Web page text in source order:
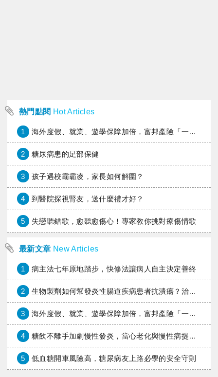
熱門點閱 Hot Articles
1 海外度假、就業、遊學保障加倍，富邦產險「一期逐夢」專案加碼遠距醫療與緊急救援
2 糖尿病患的足部保健
3 孩子遇校霸霸凌，家長如何解圍？
4 到醫院探視腎友，送什麼禮才好？
5 失戀聽錯歌，愈聽愈傷心！專家教你挑對療傷情歌
最新文章 New Articles
1 病主法七年原地踏步，快修法讓病人自主決定善終
2 生物製劑如何幫發炎性腸道疾病患者抗潰瘍？治療進展與健保給付困境一次看
3 海外度假、就業、遊學保障加倍，富邦產險「一期逐夢」專案加碼遠距醫療與緊急救援
4 糖飲不離手加劇慢性發炎，當心老化與慢性病提早報到
5 低血糖開車風險高，糖尿病友上路必學的安全守則